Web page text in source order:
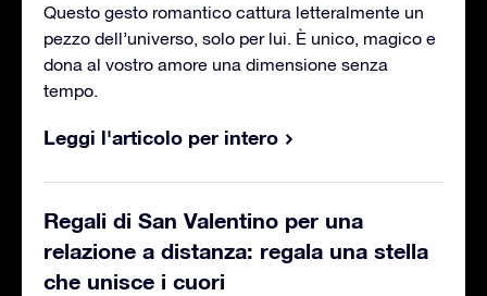
Questo gesto romantico cattura letteralmente un
pezzo dell’universo, solo per lui. È unico, magico e
dona al vostro amore una dimensione senza
tempo.
Leggi l'articolo per intero
Regali di San Valentino per una
relazione a distanza: regala una stella
che unisce i cuori